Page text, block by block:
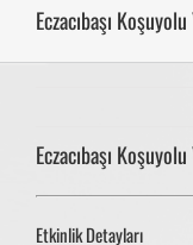
Eczacıbaşı
Eczacıbaşı
Etkinlik Detayları